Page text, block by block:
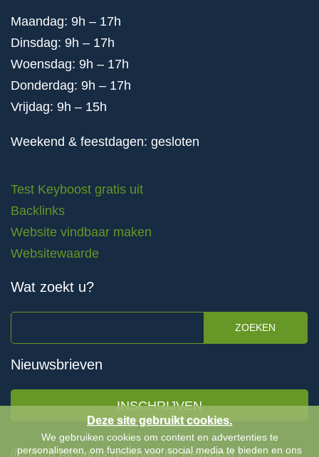
Maandag: 9h – 17h
Dinsdag: 9h – 17h
Woensdag: 9h – 17h
Donderdag: 9h – 17h
Vrijdag: 9h – 15h
Weekend & feestdagen: gesloten
Test Keyboost gratis uit
Backlinks
Website vindbaar maken
Websitewaarde
Wat zoekt u?
ZOEKEN
Nieuwsbrieven
INSCHRIJVEN
Deze site gebruikt cookies.
We gebruiken cookies om content en advertenties te
personaliseren, om functies voor social media te bieden en ons